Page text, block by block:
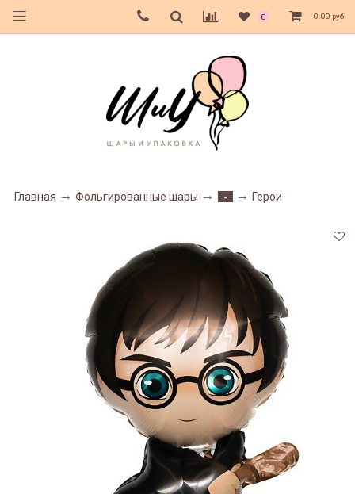
0 0.00 руб
Главная Фольгированные шары - Герои